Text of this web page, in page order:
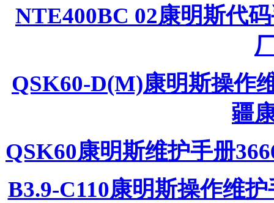
NTE400BC 02康明斯代
QSK60-D(M)康明斯操作
疆
QSK60康明斯维护手册
B3.9-C110康明斯操作维